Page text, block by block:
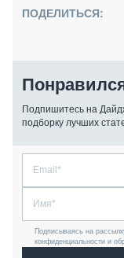
ПОДЕЛИТЬСЯ:
Подпишитесь на
подборку лучших
Подписываясь на
конфиденциальности и